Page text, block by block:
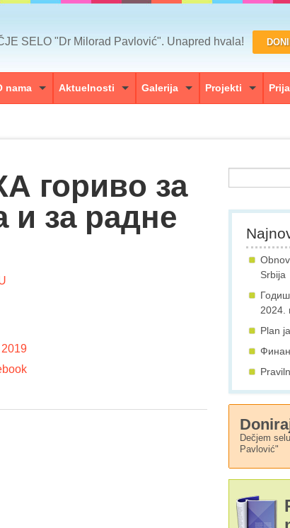
SELO "Dr Milorad Pavlović". Unapred hvala!
nama Aktuelnosti Galerija Projekti
горивo за
и за радне
Srbija
2024.
Plan
Dečjem
Pavlović"